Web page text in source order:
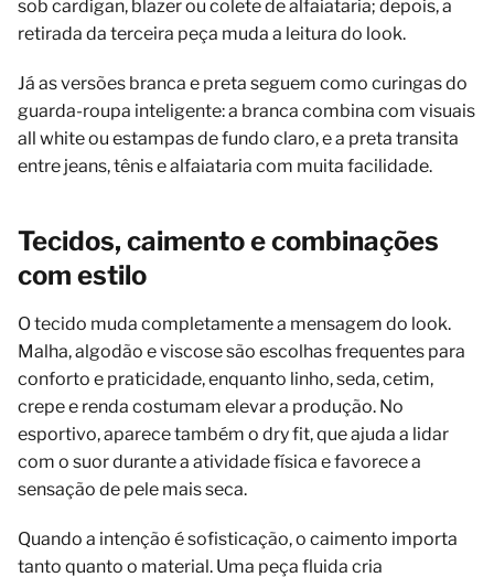
sob cardigan, blazer ou colete de alfaiataria; depois, a
retirada da terceira peça muda a leitura do look.
Já as versões branca e preta seguem como curingas do
guarda-roupa inteligente: a branca combina com visuais
all white ou estampas de fundo claro, e a preta transita
entre jeans, tênis e alfaiataria com muita facilidade.
Tecidos, caimento e combinações
com estilo
O tecido muda completamente a mensagem do look.
Malha, algodão e viscose são escolhas frequentes para
conforto e praticidade, enquanto linho, seda, cetim,
crepe e renda costumam elevar a produção. No
esportivo, aparece também o dry fit, que ajuda a lidar
com o suor durante a atividade física e favorece a
sensação de pele mais seca.
Quando a intenção é sofisticação, o caimento importa
tanto quanto o material. Uma peça fluida cria